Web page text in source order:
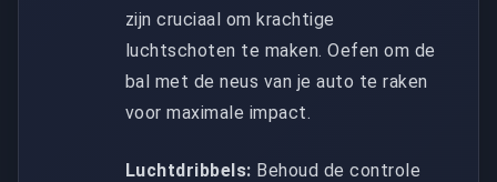
zijn cruciaal om krachtige
luchtschoten te maken. Oefen om de
bal met de neus van je auto te raken
voor maximale impact.
Luchtdribbels: Behoud de controle